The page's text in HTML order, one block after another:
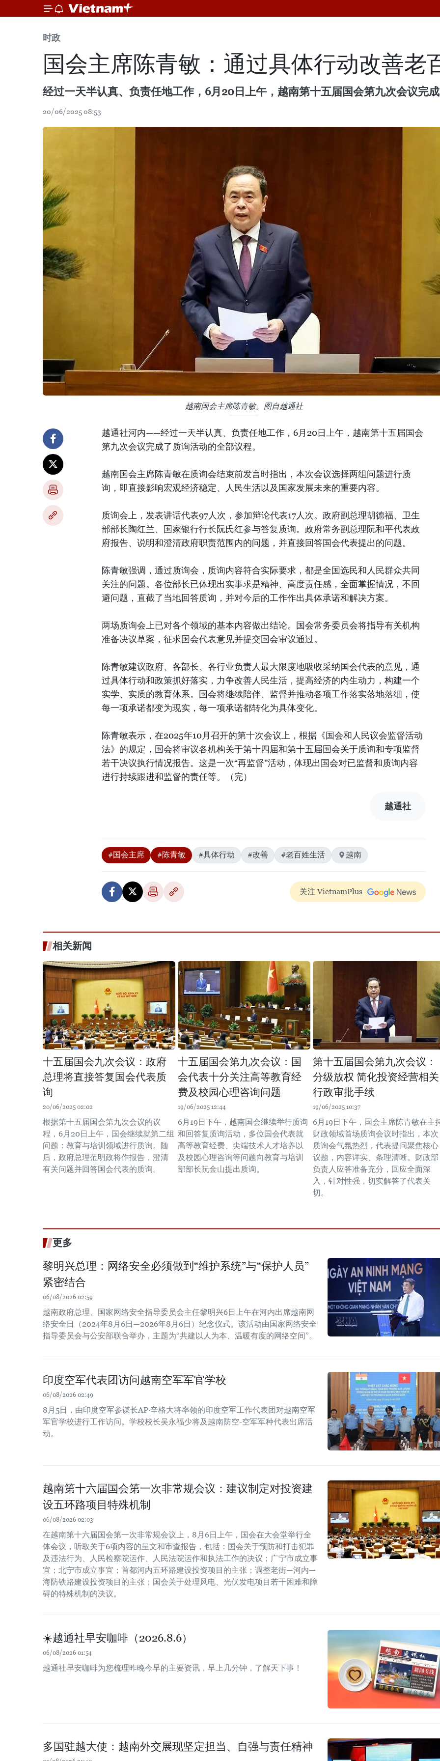
时政
国会主席陈青敏：通过具体行动改善老
经过一天半认真、负责任地工作，6月20日上午，越南第十五届国会第九次会议完
20/06/2025 08:53
越南国会主席陈青敏。图自越通社
越通社河内——经过一天半认真、负责任地工作，6月20日上午，越南第十五届国会
第九次会议完成了质询活动的全部议程。
越南国会主席陈青敏在质询会结束前发言时指出，本次会议选择两组问题进行质
询，即直接影响宏观经济稳定、人民生活以及国家发展未来的重要内容。
质询会上，发表讲话代表97人次，参加辩论代表17人次。政府副总理胡德福、卫生
部部长陶红兰、国家银行行长阮氏红参与答复质询。政府常务副总理阮和平代表政
府报告、说明和澄清政府职责范围内的问题，并直接回答国会代表提出的问题。
陈青敏强调，通过质询会，质询内容符合实际要求，都是全国选民和人民群众共同
关注的问题。各位部长已体现出实事求是精神、高度责任感，全面掌握情况，不回
避问题，直截了当地回答质询，并对今后的工作作出具体承诺和解决方案。
两场质询会上已对各个领域的基本内容做出结论。国会常务委员会将指导有关机构
准备决议草案，征求国会代表意见并提交国会审议通过。
陈青敏建议政府、各部长、各行业负责人最大限度地吸收采纳国会代表的意见，通
过具体行动和政策抓好落实，力争改善人民生活，提高经济的内生动力，构建一个
实学、实质的教育体系。国会将继续陪伴、监督并推动各项工作落实落地落细，使
每一项承诺都变为现实，每一项承诺都转化为具体变化。
陈青敏表示，在2025年10月召开的第十次会议上，根据《国会和人民议会监督活动
法》的规定，国会将审议各机构关于第十四届和第十五届国会关于质询和专项监督
若干决议执行情况报告。这是一次“再监督”活动，体现出国会对已监督和质询内容
进行持续跟进和监督的责任等。（完）
越通社
#国会主席 #陈青敏 #具体行动 #改善 #老百姓生活 越南
关注 VietnamPlus
相关新闻
十五届国会九次会议：政府
总理将直接答复国会代表质
询
20/06/2025 02:02
根据第十五届国会第九次会议的议
程，6月20日上午，国会继续就第二组
问题：教育与培训领域进行质询。随
后，政府总理范明政将作报告，澄清
有关问题并回答国会代表的质询。
十五届国会第九次会议：国
会代表十分关注高等教育经
费及校园心理咨询问题
19/06/2025 12:44
6月19日下午，越南国会继续举行质询
和回答复质询活动，多位国会代表就
高等教育经费、尖端技术人才培养以
及校园心理咨询等问题向教育与培训
部部长阮金山提出质询。
第十五届国会第九次会议：
分级放权 简化投资经营相关
行政审批手续
19/06/2025 10:37
6月19日下午，国会主席陈青敏在主
财政领域首场质询会议时指出，本次
质询会气氛热烈，代表提问聚焦核心
议题，内容详实、条理清晰。财政部
负责人应答准备充分，回应全面深
入，针对性强，切实解答了代表关
切。
更多
黎明兴总理：网络安全必须做到“维护系统”与“保护人员”
紧密结合
06/08/2026 02:59
越南政府总理、国家网络安全指导委员会主任黎明兴6日上午在河内出席越南网
络安全日（2024年8月6日—2026年8月6日）纪念仪式。该活动由国家网络安全
指导委员会与公安部联合举办，主题为“共建以人为本、温暖有度的网络空间”。
印度空军代表团访问越南空军军官学校
06/08/2026 02:49
8月5日，由印度空军参谋长AP·辛格大将率领的印度空军工作代表团对越南空军
军官学校进行工作访问。学校校长吴永福少将及越南防空-空军军种代表出席活
动。
越南第十六届国会第一次非常规会议：建议制定对投资建
设五环路项目特殊机制
06/08/2026 02:03
在越南第十六届国会第一次非常规会议上，8月6日上午，国会在大会堂举行全
体会议，听取关于6项内容的呈文和审查报告，包括：国会关于预防和打击犯罪
及违法行为、人民检察院运作、人民法院运作和执法工作的决议；广宁市成立事
宜；北宁市成立事宜；首都河内五环路建设投资项目的主张；调整老街—河内—
海防铁路建设投资项目的主张；国会关于处理风电、光伏发电项目若干困难和障
碍的特殊机制的决议。
☀️越通社早安咖啡（2026.8.6）
06/08/2026 01:54
越通社早安咖啡为您梳理昨晚今早的主要资讯，早上几分钟，了解天下事！
多国驻越大使：越南外交展现坚定担当、自强与责任精神